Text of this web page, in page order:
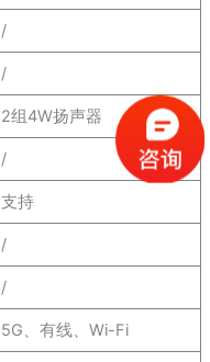
/
/
2组4W扬声器
/
支持
/
/
5G、有线、Wi-Fi